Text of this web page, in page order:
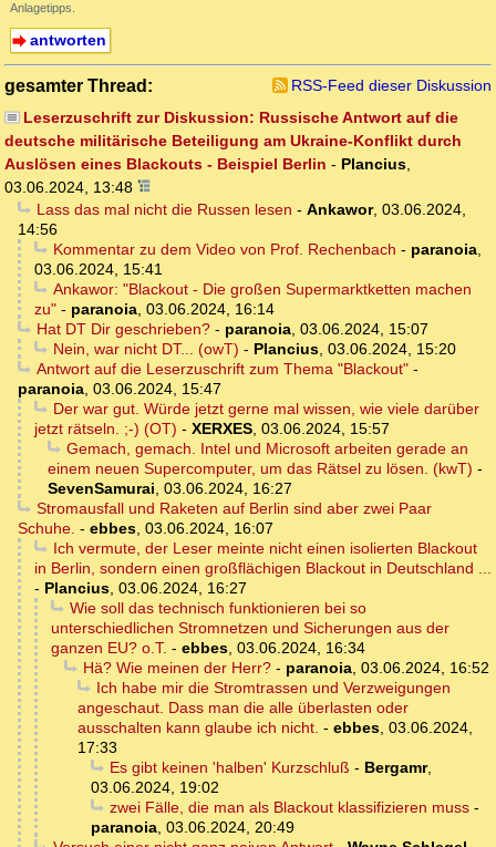
Anlagetipps.
antworten
gesamter Thread:
RSS-Feed dieser Diskussion
Leserzuschrift zur Diskussion: Russische Antwort auf die
deutsche militärische Beteiligung am Ukraine-Konflikt durch
Auslösen eines Blackouts - Beispiel Berlin - Plancius,
03.06.2024, 13:48
Lass das mal nicht die Russen lesen - Ankawor, 03.06.2024,
14:56
Kommentar zu dem Video von Prof. Rechenbach - paranoia,
03.06.2024, 15:41
Ankawor: "Blackout - Die großen Supermarktketten machen
zu" - paranoia, 03.06.2024, 16:14
Hat DT Dir geschrieben?- paranoia, 03.06.2024, 15:07
Nein, war nicht DT... (owT) - Plancius, 03.06.2024, 15:20
Antwort auf die Leserzuschrift zum Thema "Blackout"-
paranoia, 03.06.2024, 15:47
Der war gut. Würde jetzt gerne mal wissen, wie viele darüber
jetzt rätseln. ;-) (OT) - XERXES, 03.06.2024, 15:57
Gemach, gemach. Intel und Microsoft arbeiten gerade an
einem neuen Supercomputer, um das Rätsel zu lösen. (kwT) -
SevenSamurai, 03.06.2024, 16:27
Stromausfall und Raketen auf Berlin sind aber zwei Paar
Schuhe. - ebbes, 03.06.2024, 16:07
Ich vermute, der Leser meinte nicht einen isolierten Blackout
in Berlin, sondern einen großflächigen Blackout in Deutschland ...
- Plancius, 03.06.2024, 16:27
Wie soll das technisch funktionieren bei so
unterschiedlichen Stromnetzen und Sicherungen aus der
ganzen EU? o.T. - ebbes, 03.06.2024, 16:34
Hä? Wie meinen der Herr?- paranoia, 03.06.2024, 16:52
Ich habe mir die Stromtrassen und Verzweigungen
angeschaut. Dass man die alle überlasten oder
ausschalten kann glaube ich nicht. - ebbes, 03.06.2024,
17:33
Es gibt keinen 'halben' Kurzschluß - Bergamr,
03.06.2024, 19:02
zwei Fälle, die man als Blackout klassifizieren muss-
paranoia, 03.06.2024, 20:49